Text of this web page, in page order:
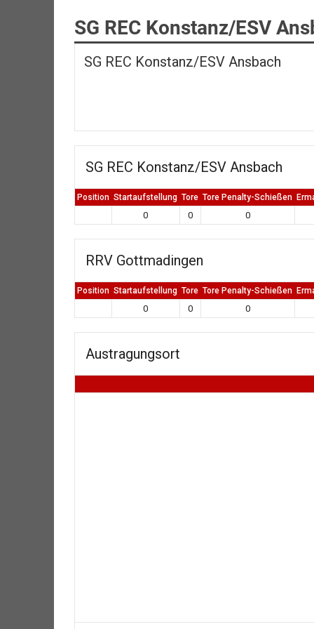
SG REC Konstanz/ESV
SG REC Konstanz/ESV Ansbach
SG REC Konstanz/ESV Ansbach
Position Startaufstellung Tore Tore Penalty-Schießen
0 0 0
RRV Gottmadingen
Position Startaufstellung Tore Tore Penalty-Schießen
0 0 0
Austragungsort